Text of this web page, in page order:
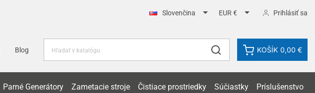
Slovenčina  EUR €  Prihlásiť sa
Blog KOŠÍK 0,00 €
Parné Generátory Zametacie stroje Čistiace prostriedky Súčiastky Príslušenstvo